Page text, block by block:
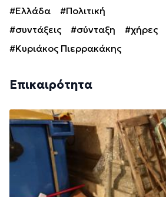
#Ελλάδα
#Πολιτική
#συντάξεις
#σύνταξη
#χήρες
#Κυριάκος Πιερρακάκης
Επικαιρότητα